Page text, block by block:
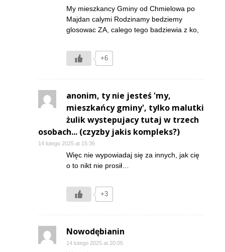
My mieszkancy Gminy od Chmielowa po
Majdan calymi Rodzinamy bedziemy
glosowac ZA, calego tego badziewia z ko,
+6
anonim, ty nie jesteś 'my,
mieszkańcy gminy', tylko malutki
żulik wystepujacy tutaj w trzech
osobach... (czyzby jakis kompleks?)
14 lutego 2025 at 15:36
Więc nie wypowiadaj się za innych, jak cię
o to nikt nie prosił…
+3
Nowodębianin
14 lutego 2025 at 20:05